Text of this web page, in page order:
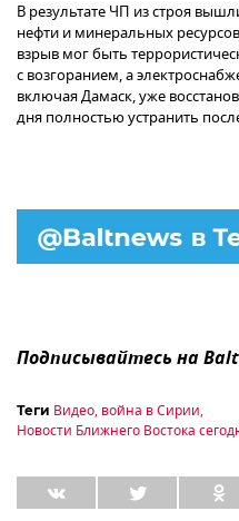
В результате ЧП из строя
нефти и минеральных
взрыв мог быть
с возгоранием, а
включая Дамаск, уже
дня полностью устранить
Подписывайтесь на
Теги Видео, война в Сирии,
Новости Ближнего Востока